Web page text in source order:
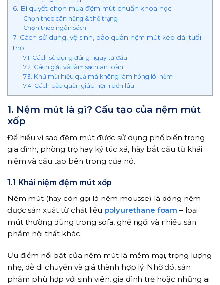
6. Bí quyết chọn mua đệm mút chuẩn khoa học
Chọn theo cân nặng & thể trạng
Chọn theo ngân sách
7. Cách sử dụng, vệ sinh, bảo quản nệm mút kéo dài tuổi
thọ
7.1. Cách sử dụng đúng ngay từ đầu
7.2. Cách giặt và làm sạch an toàn
7.3. Khử mùi hiệu quả mà không làm hỏng lõi nệm
7.4. Cách bảo quản giúp nệm bền lâu
1. Nệm mút là gì? Cấu tạo của nệm mút
xốp
Để hiểu vì sao đệm mút được sử dụng phổ biến trong
gia đình, phòng trọ hay ký túc xá, hãy bắt đầu từ khái
niệm và cấu tạo bên trong của nó.
1.1 Khái niệm đệm mút xốp
Nệm mút (hay còn gọi là nệm mousse) là dòng nệm
được sản xuất từ chất liệu polyurethane foam – loại
mút thường dùng trong sofa, ghế ngồi và nhiều sản
phẩm nội thất khác.
Ưu điểm nổi bật của nệm mút là mềm mại, trọng lượng
nhẹ, dễ di chuyển và giá thành hợp lý. Nhờ đó, sản
phẩm phù hợp với sinh viên, gia đình trẻ hoặc những ai